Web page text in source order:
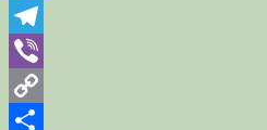
WhatsApp
Telegram
Viber
Copy